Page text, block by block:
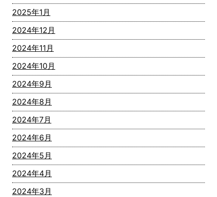
2025年1月
2024年12月
2024年11月
2024年10月
2024年9月
2024年8月
2024年7月
2024年6月
2024年5月
2024年4月
2024年3月